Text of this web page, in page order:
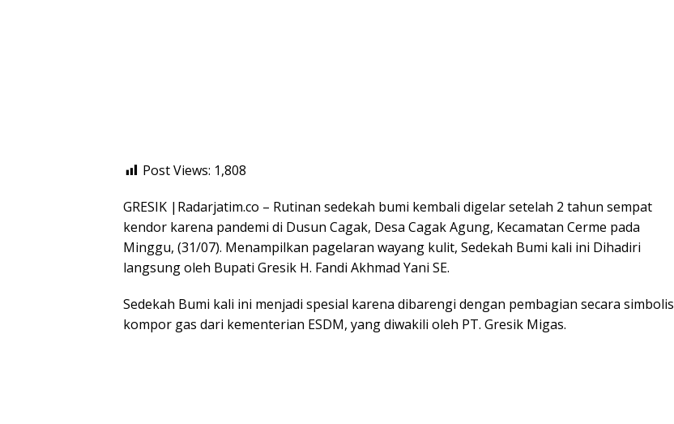
Post Views: 1,808
GRESIK |Radarjatim.co – Rutinan sedekah bumi kembali digelar setelah 2 tahun sempat
kendor karena pandemi di Dusun Cagak, Desa Cagak Agung, Kecamatan Cerme pada
Minggu, (31/07). Menampilkan pagelaran wayang kulit, Sedekah Bumi kali ini Dihadiri
langsung oleh Bupati Gresik H. Fandi Akhmad Yani SE.
Sedekah Bumi kali ini menjadi spesial karena dibarengi dengan pembagian secara simbolis
kompor gas dari kementerian ESDM, yang diwakili oleh PT. Gresik Migas.